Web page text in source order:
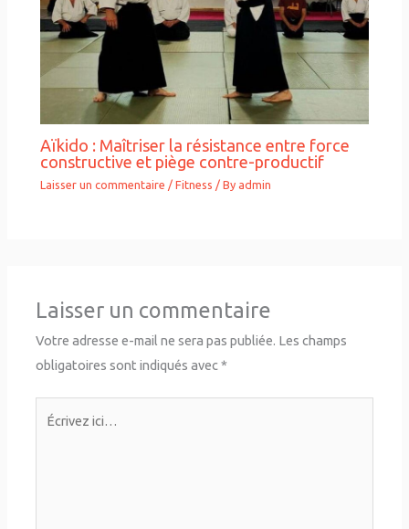
Aïkido : Maîtriser la résistance entre force
constructive et piège contre-productif
Laisser un commentaire /Fitness / By admin
Laisser un commentaire
Votre adresse e-mail ne sera pas publiée. Les champs
obligatoires sont indiqués avec*